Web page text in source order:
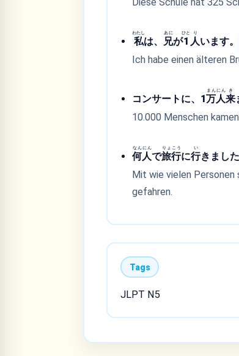
私
わたし
は、 兄
あに
が1
ひと
人
り
います。
Ich habe einen älteren
コンサートに、1万
まん
人
にん
来
き
10.000 Menschen
何
なん
人
にん
で旅
りょ
行
こう
に行
い
きまし
Mit wie vielen Personen
gefahren.
Tags
JLPT N5